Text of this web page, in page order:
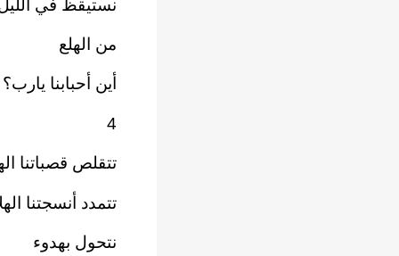
نستيقظ في
من الهلع
أين أحبابنا يارب؟
4
تتقلص قصباتنا
تتمدد أنسجتنا
نتحول بهدوء